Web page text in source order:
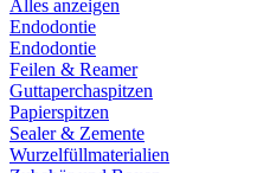
Alles anzeigen
Endodontie
Endodontie
Feilen & Reamer
Guttaperchaspitzen
Papierspitzen
Sealer & Zemente
Wurzelfüllmaterialien